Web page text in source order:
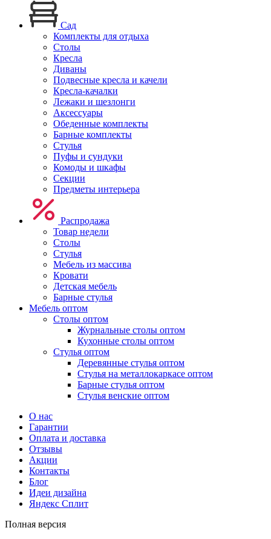
Сад
Комплекты для отдыха
Столы
Кресла
Диваны
Подвесные кресла и качели
Кресла-качалки
Лежаки и шезлонги
Аксессуары
Обеденные комплекты
Барные комплекты
Стулья
Пуфы и сундуки
Комоды и шкафы
Секции
Предметы интерьера
Распродажа
Товар недели
Столы
Стулья
Мебель из массива
Кровати
Детская мебель
Барные стулья
Мебель оптом
Столы оптом
Журнальные столы оптом
Кухонные столы оптом
Стулья оптом
Деревянные стулья оптом
Стулья на металлокаркасе оптом
Барные стулья оптом
Стулья венские оптом
О нас
Гарантии
Оплата и доставка
Отзывы
Акции
Контакты
Блог
Идеи дизайна
Яндекс Сплит
Полная версия